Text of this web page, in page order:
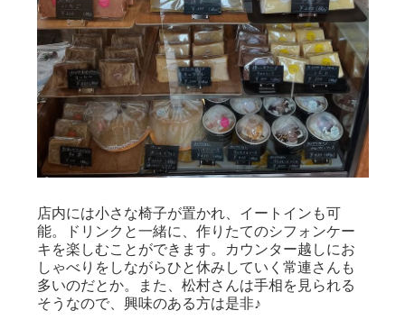
店内には小さな椅子が置かれ、イートインも可
能。ドリンクと一緒に、作りたてのシフォンケー
キを楽しむことができます。カウンター越しにお
しゃべりをしながらひと休みしていく常連さんも
多いのだとか。また、松村さんは手相を見られる
そうなので、興味のある方は是非♪